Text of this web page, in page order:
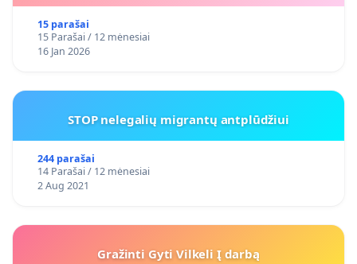
15 parašai
15 Parašai / 12 mėnesiai
16 Jan 2026
STOP nelegalių migrantų antplūdžiui
244 parašai
14 Parašai / 12 mėnesiai
2 Aug 2021
Gražinti Gyti Vilkeli Į darbą